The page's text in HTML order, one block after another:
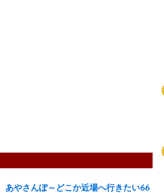
あやさんぽ～どこか近場へ行きたい66